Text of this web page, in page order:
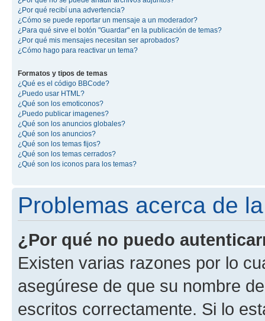
¿Por qué recibí una advertencia?
¿Cómo se puede reportar un mensaje a un moderador?
¿Para qué sirve el botón "Guardar" en la publicación de temas?
¿Por qué mis mensajes necesitan ser aprobados?
¿Cómo hago para reactivar un tema?
Formatos y tipos de temas
¿Qué es el código BBCode?
¿Puedo usar HTML?
¿Qué son los emoticonos?
¿Puedo publicar imagenes?
¿Qué son los anuncios globales?
¿Qué son los anuncios?
¿Qué son los temas fijos?
¿Qué son los temas cerrados?
¿Qué son los iconos para los temas?
Problemas acerca de
¿Por qué no puedo
Existen varias razones por lo
asegúrese de que su nombre
escritos correctamente. Si lo